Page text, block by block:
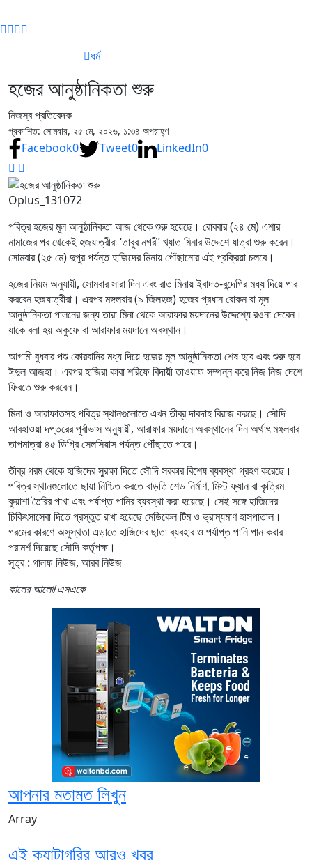
ধর্ম
হজের আনুষ্ঠানিকতা শুরু
নিজস্ব প্রতিবেদক
প্রকাশিত: সোমবার, ২৫ মে, ২০২৬, ১:৩৪ অপরাহ্ণ
Facebook0 Tweet0 LinkedIn0
Oplus_131072
পবিত্র হজের মূল আনুষ্ঠানিকতা আজ থেকে শুরু হয়েছে। রোববার (২৪ মে) এশার
নামাজের পর থেকেই হজযাত্রীরা ‘তাবুর নগরী’ খ্যাত মিনার উদ্দেশে যাত্রা শুরু করেন।
সোমবার (২৫ মে) দুপুর পর্যন্ত হাজিদের মিনায় পৌঁছানোর এই প্রক্রিয়া চলবে।
হজের নিয়ম অনুযায়ী, সোমবার সারা দিন এবং রাত মিনায় ইবাদত-বন্দেগির মধ্য দিয়ে পার
করবেন হজযাত্রীরা। এরপর মঙ্গলবার (৯ জিলহজ) হজের প্রধান রোকন বা মূল
আনুষ্ঠানিকতা পালনের জন্য তারা মিনা থেকে আরাফার ময়দানের উদ্দেশ্যে রওনা দেবেন।
যাকে বলা হয় অকুফে বা আরাফার ময়দানে অবস্থান।
আগামী বুধবার পশু কোরবানির মধ্য দিয়ে হজের মূল আনুষ্ঠানিকতা শেষ হবে এবং শুরু হবে
ঈদুল আজহা। এরপর হাজিরা কাবা শরিফে বিদায়ী তাওয়াফ সম্পন্ন করে নিজ নিজ দেশে
ফিরতে শুরু করবেন।
মিনা ও আরাফাতসহ পবিত্র স্থানগুলোতে এখন তীব্র দাবদাহ বিরাজ করছে। সৌদি
আবহাওয়া দপ্তরের পূর্বাভাস অনুযায়ী, আরাফার ময়দানে অবস্থানের দিন অর্থাৎ মঙ্গলবার
তাপমাত্রা ৪৫ ডিগ্রি সেলসিয়াস পর্যন্ত পৌঁছাতে পারে।
তীব্র গরম থেকে হাজিদের সুরক্ষা দিতে সৌদি সরকার বিশেষ ব্যবস্থা গ্রহণ করেছে।
পবিত্র স্থানগুলোতে ছায়া নিশ্চিত করতে বাড়তি শেড নির্মাণ, মিস্ট ফ্যান বা কৃত্রিম
কুয়াশা তৈরির পাখা এবং পর্যাপ্ত পানির ব্যবস্থা করা হয়েছে। সেই সঙ্গে হাজিদের
চিকিৎসাসেবা দিতে প্রস্তুত রাখা হয়েছে মেডিকেল টিম ও ভ্রাম্যমাণ হাসপাতাল।
গরমের কারণে অসুস্থতা এড়াতে হাজিদের ছাতা ব্যবহার ও পর্যাপ্ত পানি পান করার
পরামর্শ দিয়েছে সৌদি কর্তৃপক্ষ।
সূত্র : গালফ নিউজ, আরব নিউজ
কালের আলো/এসএকে
আপনার মতামত লিখুন
Array
এই ক্যাটাগরির আরও খবর